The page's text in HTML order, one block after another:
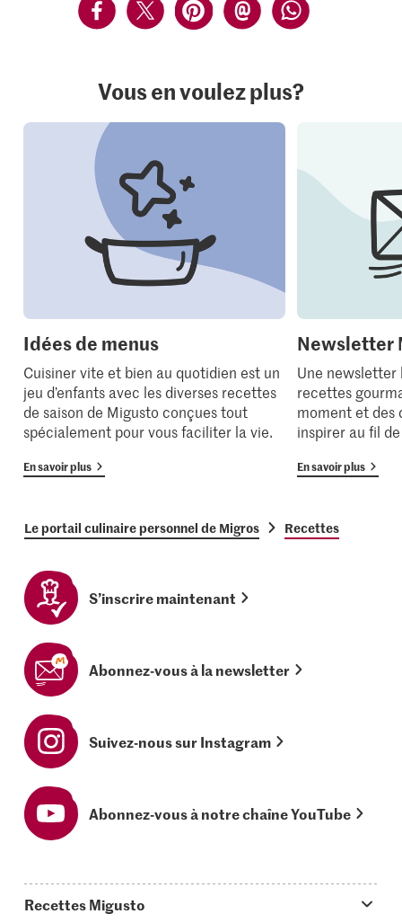
Vous en voulez plus?
Idées de menus
Cuisiner vite et bien au quotidien est un
jeu d’enfants avec les diverses recettes
de saison de Migusto conçues tout
spécialement pour vous faciliter la vie.
En savoir plus
Newsletter
Une newsletter
recettes
moment et des
inspirer au fil
En savoir plus
Le portail culinaire personnel de Migros Recettes
S’inscrire maintenant
Abonnez-vous à la newsletter
Suivez-nous sur Instagram
Abonnez-vous à notre chaîne YouTube
Recettes Migusto